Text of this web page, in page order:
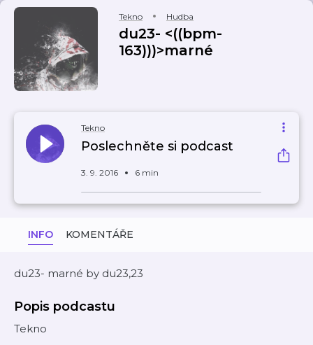
Tekno Hudba
du23- <((bpm-
163)))>marné
Tekno
Poslechněte si podcast
3. 9. 2016 6 min
INFO KOMENTÁŘE
du23- marné by du23,23
Popis podcastu
Tekno